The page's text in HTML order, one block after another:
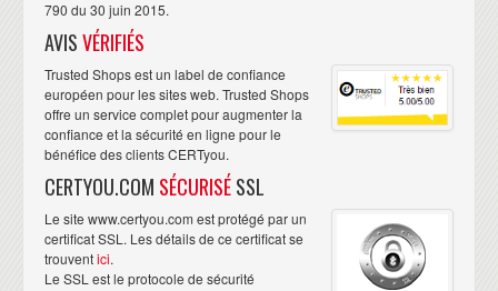
790 du 30 juin 2015.
AVISVÉRIFIÉS
Trusted Shops est un label de confiance
européen pour les sites web. Trusted Shops
offre un service complet pour augmenter la
confiance et la sécurité en ligne pour le
bénéfice des clients CERTyou.
CERTYOU.COM SÉCURISÉSSL
Le site www.certyou.com est protégé par un
certificat SSL. Les détails de ce certificat se
trouventici.
Le SSL est le protocole de sécurité